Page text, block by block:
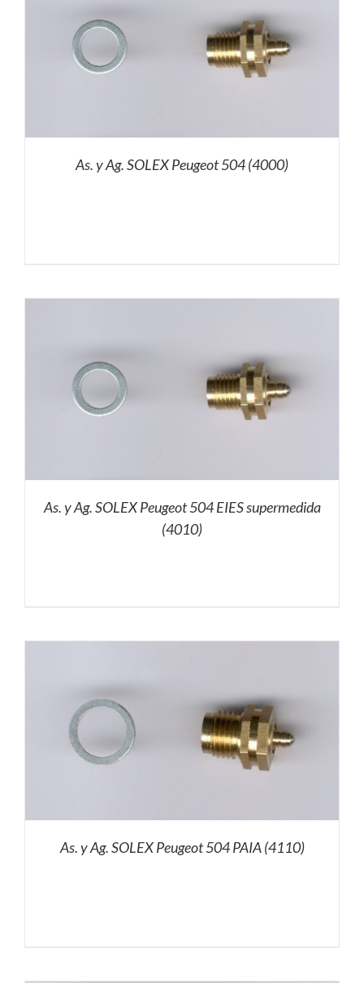
As. y Ag. SOLEX Peugeot 504 (4000)
As. y Ag. SOLEX Peugeot 504 EIES supermedida
(4010)
As. y Ag. SOLEX Peugeot 504 PAIA (4110)